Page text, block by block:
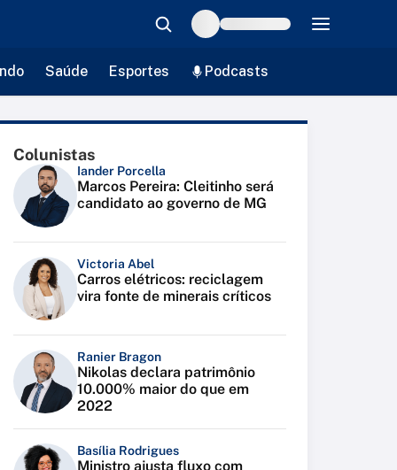
Saúde Esportes Podcasts
Colunistas
Iander Porcella
Marcos Pereira: Cleitinho será
candidato ao governo de MG
Victoria Abel
Carros elétricos: reciclagem
vira fonte de minerais críticos
Ranier Bragon
Nikolas declara patrimônio
10.000% maior do que em
2022
Basília Rodrigues
Ministro ajusta fluxo com